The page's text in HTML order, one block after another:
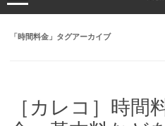
「時間料金 」タグアーカイブ
［カレコ］時間